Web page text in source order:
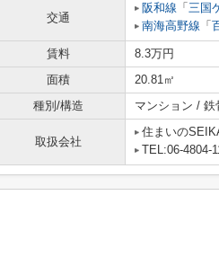
交通
阪和線 「 三国
南海高野線 「
賃料 8.3万円
面積
20.81㎡
種別/構造
マンション / 鉄
取扱会社
住まいの
TEL:06-4804-